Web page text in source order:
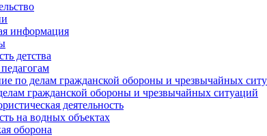
информация
детства
по делам гражданской обороны и чрезвычайных
гражданской обороны и чрезвычайных ситуаций
деятельность
на водных объектах
оборона